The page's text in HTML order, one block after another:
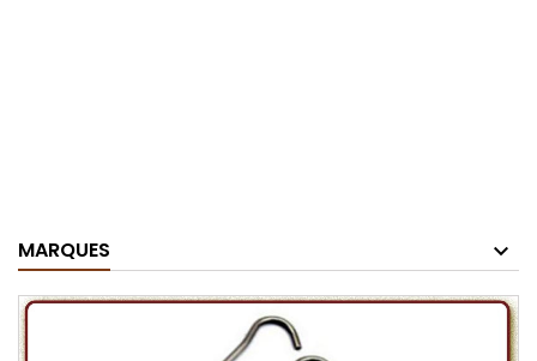
MARQUES